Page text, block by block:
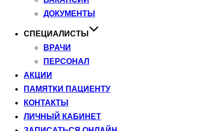
ДОКУМЕНТЫ
СПЕЦИАЛИСТЫ
ВРАЧИ
ПЕРСОНАЛ
АКЦИИ
ПАМЯТКИ ПАЦИЕНТУ
КОНТАКТЫ
ЛИЧНЫЙ КАБИНЕТ